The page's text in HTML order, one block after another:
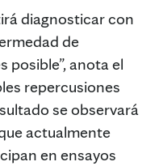
diagnosticar con
de
posible”, anota el
repercusiones
se observará
actualmente
en ensayos